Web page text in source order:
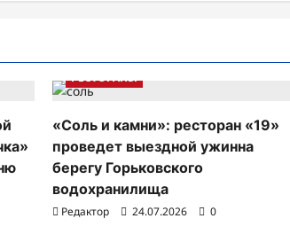
РЕСТОРАНЫ
«Соль и камни»: ресторан «19»
проведет выездной ужинна
берегу Горьковского
водохранилища
Редактор 24.07.2026 0